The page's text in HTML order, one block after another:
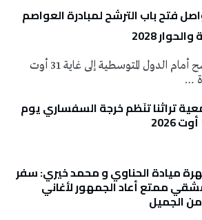
أوت: تواصل فتح باب الترشح لمبادرة العواصم
2028
يتواصل فتح باب الترشح أمام الدول المتوسطية إلى غاية 31 أوت
…
تراثنا تنَظم خرجة السفساري يوم
ميادة الحناوي و محمد خيري: سفر
ممتع أعاد الجمهور لأغاني
الجميل